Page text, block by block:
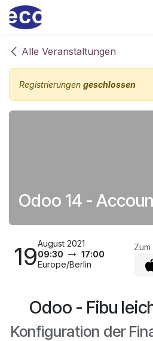
Zum Inhalt springen
Alle Veranstaltungen
Registrierungen geschlossen
Odoo 14 -
19August 2021
09:30
17:00
Europe/Berlin
Odoo - Fibu
Konfiguration der